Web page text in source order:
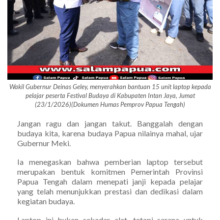
Wakil Gubernur Deinas Geley, menyerahkan bantuan 15 unit laptop kepada
pelajar peserta Festival Budaya di Kabupaten Intan Jaya, Jumat
(23/1/2026)(Dokumen Humas Pemprov Papua Tengah)
Jangan ragu dan jangan takut. Banggalah dengan
budaya kita, karena budaya Papua nilainya mahal, ujar
Gubernur Meki.
Ia menegaskan bahwa pemberian laptop tersebut
merupakan bentuk komitmen Pemerintah Provinsi
Papua Tengah dalam menepati janji kepada pelajar
yang telah menunjukkan prestasi dan dedikasi dalam
kegiatan budaya.